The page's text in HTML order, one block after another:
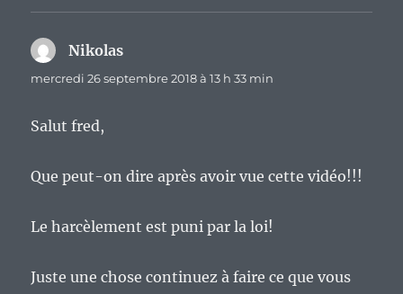
Nikolas
mercredi 26 septembre 2018 à 13 h 33 min
Salut fred,
Que peut-on dire après avoir vue cette vidéo!!!
Le harcèlement est puni par la loi!
Juste une chose continuez à faire ce que vous